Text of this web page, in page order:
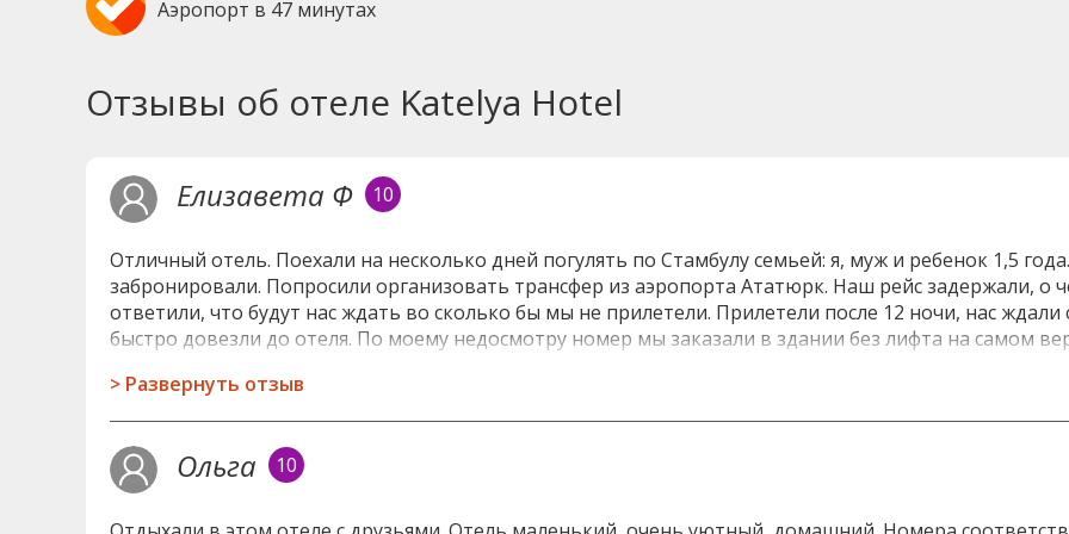
Аэропорт в 47 минутах
Отзывы об отеле Katelya Hotel
Елизавета Ф 10
Отличный отель. Поехали на несколько дней погулять по Стамбулу семьей: я, муж и ребенок 1,5
забронировали. Попросили организовать трансфер из аэропорта Ататюрк. Наш рейс задержали,
ответили, что будут нас ждать во сколько бы мы не прилетели. Прилетели после 12 ночи, нас ждали
быстро довезли до отеля. По моему недосмотру номер мы заказали в здании без лифта на самом
заезде, даже глубокой ночью нас встретила администратор Мая, очень приветливая,
завтрак нам будет в подарок, а в остальные дни по 5 евро с человека (не по 10, как это
карту достопримечательностей и рассказала куда мы можем пойти, где лучше что покупать, и где
потом не раз нам помогала, и при любом обращении к ней все вопросы моменально решались.
внимательный и отзывчивый молодой человек. Далее мы оставили коляску в холле и Мая отвела
чемодан на верх сама, но муж конечно не дал ей этого сделать. Хоть и поднимались с ребенком на
> Развернуть отзыв
Ольга 10